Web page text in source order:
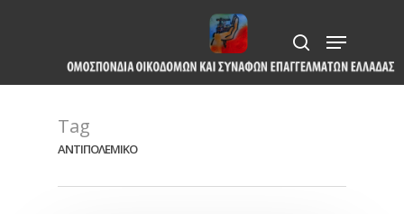
content
search
Menu
Tag
ΑΝΤΙΠΟΛΕΜΙΚΟ